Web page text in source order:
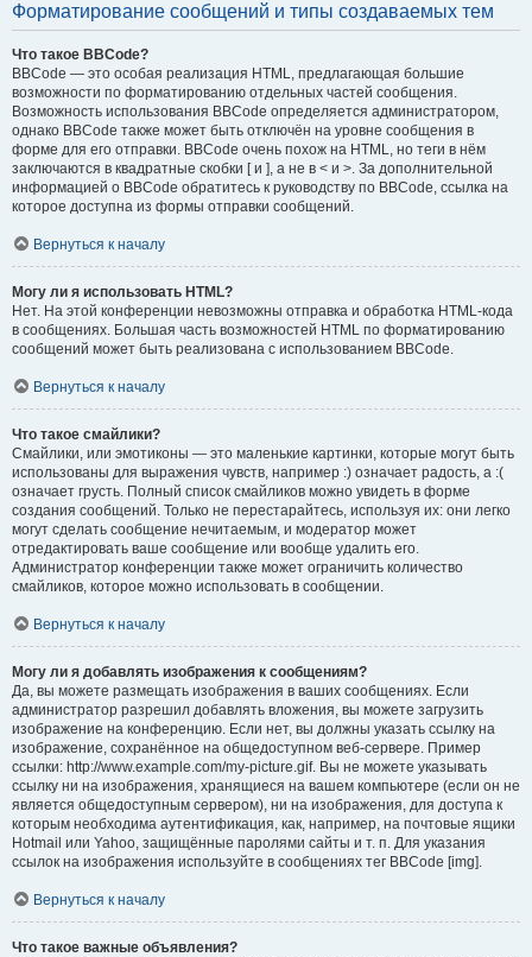
Форматирование сообщений и типы создаваемых тем
Что такое BBCode?
BBCode — это особая реализация HTML, предлагающая большие
возможности по форматированию отдельных частей сообщения.
Возможность использования BBCode определяется администратором,
однако BBCode также может быть отключён на уровне сообщения в
форме для его отправки. BBCode очень похож на HTML, но теги в нём
заключаются в квадратные скобки [ и ], а не в < и >. За дополнительной
информацией о BBCode обратитесь к руководству по BBCode, ссылка на
которое доступна из формы отправки сообщений.
Вернуться к началу
Могу ли я использовать HTML?
Нет. На этой конференции невозможны отправка и обработка HTML-кода
в сообщениях. Большая часть возможностей HTML по форматированию
сообщений может быть реализована с использованием BBCode.
Вернуться к началу
Что такое смайлики?
Смайлики, или эмотиконы — это маленькие картинки, которые могут быть
использованы для выражения чувств, например :) означает радость, а :(
означает грусть. Полный список смайликов можно увидеть в форме
создания сообщений. Только не перестарайтесь, используя их: они легко
могут сделать сообщение нечитаемым, и модератор может
отредактировать ваше сообщение или вообще удалить его.
Администратор конференции также может ограничить количество
смайликов, которое можно использовать в сообщении.
Вернуться к началу
Могу ли я добавлять изображения к сообщениям?
Да, вы можете размещать изображения в ваших сообщениях. Если
администратор разрешил добавлять вложения, вы можете загрузить
изображение на конференцию. Если нет, вы должны указать ссылку на
изображение, сохранённое на общедоступном веб-сервере. Пример
ссылки: http://www.example.com/my-picture.gif. Вы не можете указывать
ссылку ни на изображения, хранящиеся на вашем компьютере (если он не
является общедоступным сервером), ни на изображения, для доступа к
которым необходима аутентификация, как, например, на почтовые ящики
Hotmail или Yahoo, защищённые паролями сайты и т. п. Для указания
ссылок на изображения используйте в сообщениях тег BBCode [img].
Вернуться к началу
Что такое важные объявления?